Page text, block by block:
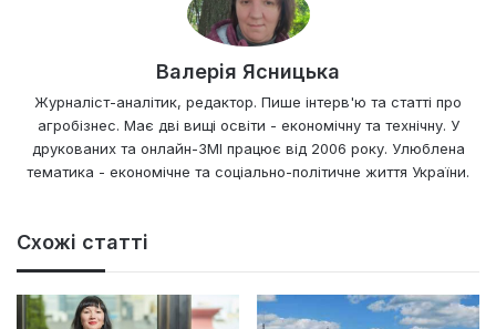
Валерія Ясницька
Журналіст-аналітик, редактор. Пише інтерв'ю та статті про
агробізнес. Має дві вищі освіти - економічну та технічну. У
друкованих та онлайн-ЗМІ працює від 2006 року. Улюблена
тематика - економічне та соціально-політичне життя України.
Схожі статті